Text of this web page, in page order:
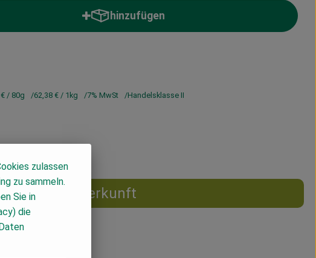
hinzufügen
Produkt zum Warenkorb hinzufügen
/ 80g 62,38 € / 1kg 7% MwSt Handelsklasse II
Herkunft
zulassen
zu sammeln.
Sie in
die